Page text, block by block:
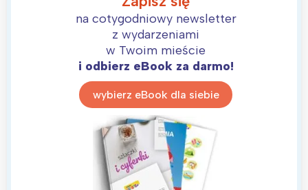
na cotygodniowy newsletter
z wydarzeniami
w Twoim mieście
i odbierz eBook za darmo!
wybierz eBook dla siebie